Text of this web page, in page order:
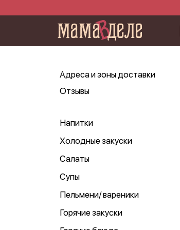
Адреса и зоны доставки
Отзывы
Напитки
Холодные закуски
Салаты
Супы
Пельмени/ вареники
Горячие закуски